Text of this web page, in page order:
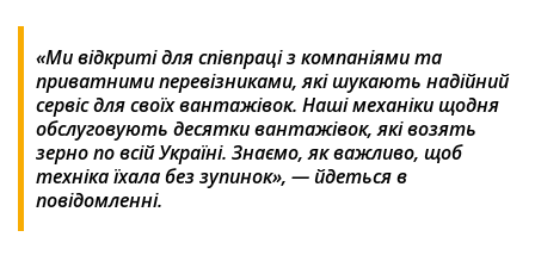
«Ми відкриті для співпраці з компаніями та
приватними перевізниками, які шукають надійний
сервіс для своїх вантажівок. Наші механіки щодня
обслуговують десятки вантажівок, які возять
зерно по всій Україні. Знаємо, як важливо, щоб
техніка їхала без зупинок», — йдеться в
повідомленні.